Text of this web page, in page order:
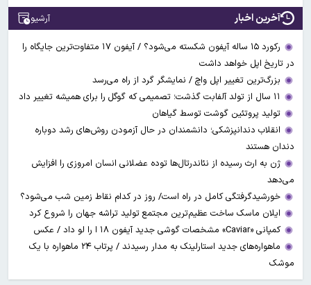
آخرین اخبار آرشیو
رکورد ۱۵ ساله آیفون شکسته می‌شود؟ / آیفون ۱۷ متفاوت‌ترین جایگاه را
در تاریخ اپل خواهد داشت
بزرگ‌ترین تغییر اپل واچ / نمایشگر گرد از راه می‌رسد
۱۱ سال از تولد آلفابت گذشت؛ تصمیمی که گوگل را برای همیشه تغییر داد
تولید پروتئین گوشت توسط گیاهان
انقلاب دندانپزشکی؛ دانشمندان در حال آزمودن روش‌های رشد دوباره
دندان هستند
ژن به ارث رسیده از نئاندرتال‌ها توده‌ عضلانی انسان امروزی را افزایش
می‌دهد
خورشیدگرفتگی کامل در راه است/ روز در کدام نقاط زمین شب می‌شود؟
ایلان ماسک ساخت عظیم‌ترین مجتمع تولید تراشه جهان را شروع کرد
کمپانی «Caviar» مشخصات گوشی جدید آیفون ۱۸ ا را لو داد / عکس
ماهواره‌های جدید استارلینک به مدار رسیدند / پرتاب ۲۴ ماهواره با یک
موشک